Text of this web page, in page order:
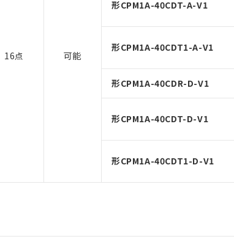
16点 可能
形CPM1A-40CDT-A-V1
形CPM1A-40CDT1-A-V1
形CPM1A-40CDR-D-V1
形CPM1A-40CDT-D-V1
形CPM1A-40CDT1-D-V1